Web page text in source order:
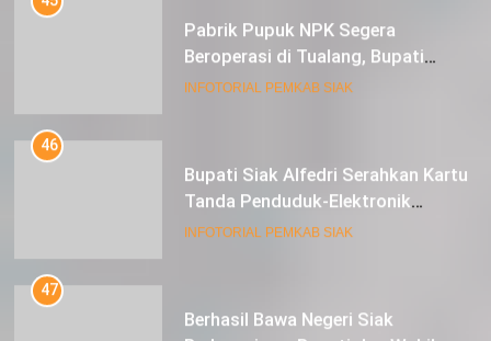
Beroperasi di Tualang, Bupati
Alfedri Investasi ini Tingkatkan
Ekonomi Masyarakat
INFOTORIAL PEMKAB SIAK
46
Tanda Penduduk-Elektronik
Kepada Pelajar SMK 1 Koto Gasib
47
Berkemajuan, Bupati dan Wakil